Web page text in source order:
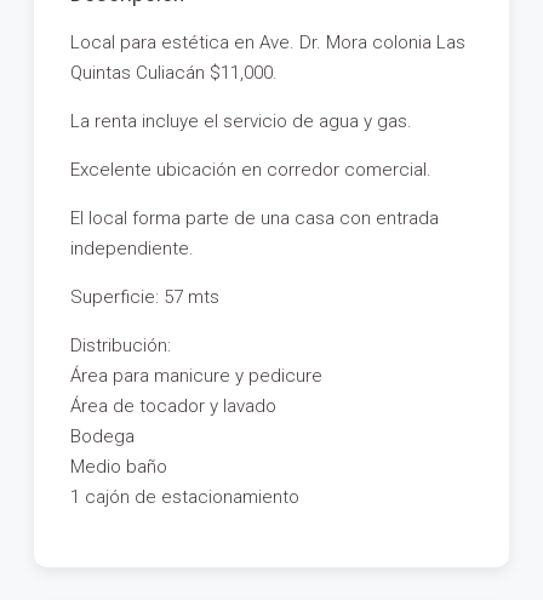
Local para estética en Ave. Dr. Mora colonia Las
Quintas Culiacán $11,000.
La renta incluye el servicio de agua y gas.
Excelente ubicación en corredor comercial.
El local forma parte de una casa con entrada
independiente.
Superficie: 57 mts
Distribución:
Área para manicure y pedicure
Área de tocador y lavado
Bodega
Medio baño
1 cajón de estacionamiento